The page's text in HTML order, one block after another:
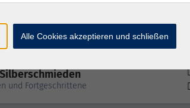
- Herbstkranz
und Fortgeschrittene
Alle Cookies akzeptieren und schließen